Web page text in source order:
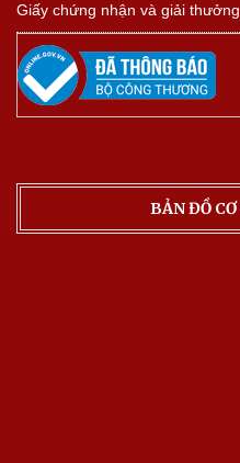
Giấy chứng nhận và giải thưởng
BẢN ĐỒ